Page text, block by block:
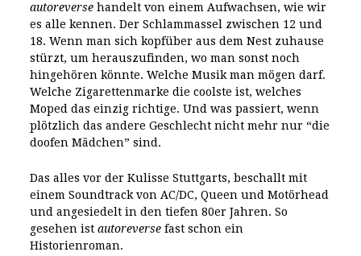
autoreverse handelt von einem Aufwachsen, wie wir
es alle kennen. Der Schlammassel zwischen 12 und
18. Wenn man sich kopfüber aus dem Nest zuhause
stürzt, um herauszufinden, wo man sonst noch
hingehören könnte. Welche Musik man mögen darf.
Welche Zigarettenmarke die coolste ist, welches
Moped das einzig richtige. Und was passiert, wenn
plötzlich das andere Geschlecht nicht mehr nur “die
doofen Mädchen” sind.
Das alles vor der Kulisse Stuttgarts, beschallt mit
einem Soundtrack von AC/DC, Queen und Motörhead
und angesiedelt in den tiefen 80er Jahren. So
gesehen ist autoreversefast schon ein
Historienroman.